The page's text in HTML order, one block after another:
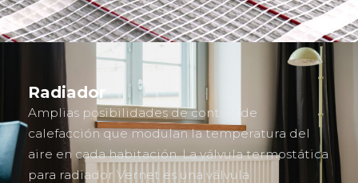
Radiador
Amplias posibilidades de control de
calefacción que modulan la temperatura del
aire en cada habitación. La válvula termostática
para radiador Vernet es una válvula